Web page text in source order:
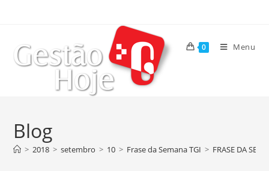
0 Menu
Blog
> 2018 > setembro > 10 > Frase da Semana TGI > FRASE DA